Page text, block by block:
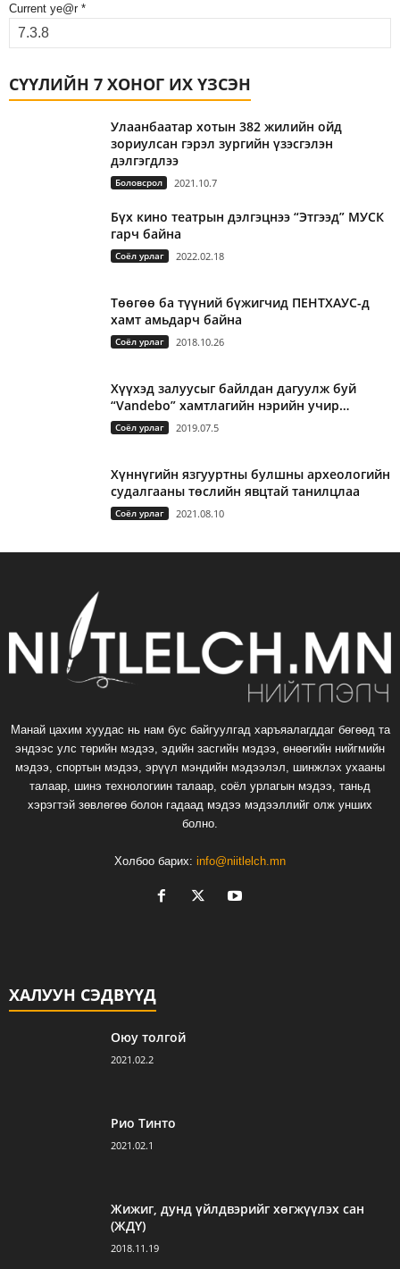
Current ye@r *
СҮҮЛИЙН 7 ХОНОГ ИХ ҮЗСЭН
Улаанбаатар хотын 382 жилийн ойд
зориулсан гэрэл зургийн үзэсгэлэн
дэлгэгдлээ
Боловсрол 2021.10.7
Бүх кино театрын дэлгэцнээ “Этгээд” МУСК
гарч байна
Соёл урлаг 2022.02.18
Төөгөө ба түүний бүжигчид ПЕНТХАУС-д
хамт амьдарч байна
Соёл урлаг 2018.10.26
Хүүхэд залуусыг байлдан дагуулж буй
“Vandebo” хамтлагийн нэрийн учир…
Соёл урлаг 2019.07.5
Хүннүгийн язгууртны булшны археологийн
судалгааны төслийн явцтай танилцлаа
Соёл урлаг 2021.08.10
Манай цахим хуудас нь нам бус байгуулгад харъяалагддаг бөгөөд та
эндээс улс төрийн мэдээ, эдийн засгийн мэдээ, өнөөгийн нийгмийн
мэдээ, спортын мэдээ, эрүүл мэндийн мэдээлэл, шинжлэх ухааны
талаар, шинэ технологиин талаар, соёл урлагын мэдээ, таньд
хэрэгтэй зөвлөгөө болон гадаад мэдээ мэдээллийг олж унших
болно.
Холбоо барих: info@niitlelch.mn
ХАЛУУН СЭДВҮҮД
Оюу толгой
2021.02.2
Рио Тинто
2021.02.1
Жижиг, дунд үйлдвэрийг хөгжүүлэх сан
(ЖДҮ)
2018.11.19